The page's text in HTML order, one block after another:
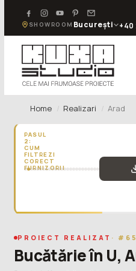
SHOWROOM București +40
Home Realizari Arad
PASUL
2:
CUM
FILTREZI
CORECT
FURNIZORII
furnizori
Sub
2
lipsesc
PROIECT REALIZAT ·
Bucătărie în U,